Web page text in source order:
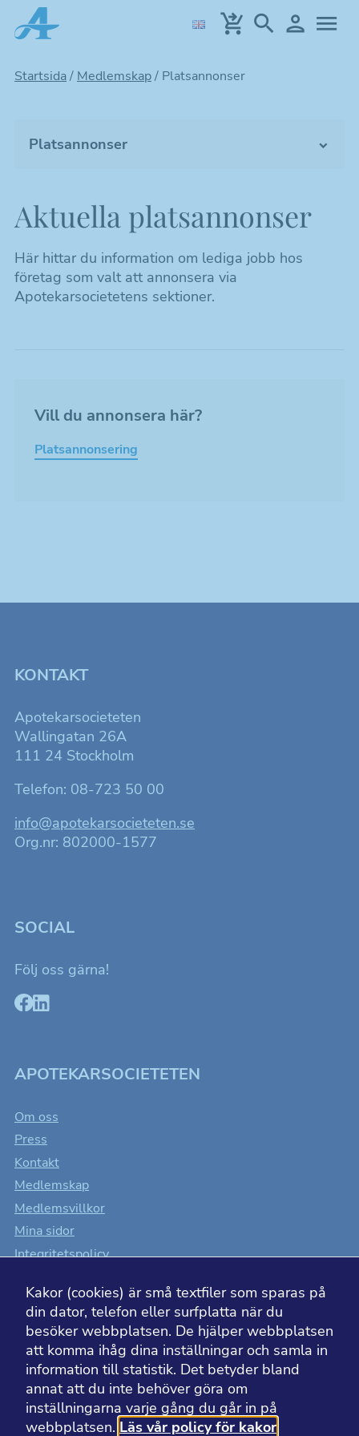
Hoppa
till
Startsida/ Medlemskap/ Platsannonser
Platsannonser
Platsannonser
Sektioner
Kretsar
Aktuella platsannonser
Här hittar du information om lediga jobb hos
företag som valt att annonsera via
Apotekarsocietetens sektioner.
Vill du annonsera här?
Platsannonsering
KONTAKT
Apotekarsocieteten
Wallingatan 26A
111 24 Stockholm
Telefon: 08-723 50 00
info@apotekarsocieteten.se
Org.nr: 802000-1577
SOCIAL
Följ oss gärna!
APOTEKARSOCIETETEN
Om oss
Press
Kontakt
Medlemskap
Medlemsvillkor
Mina sidor
Integritetspolicy
Tillgänglighet
BESÖK ÄVEN
Läkemedelsakademin
Kakor (cookies) är små textfiler som sparas på
din dator, telefon eller surfplatta när du
besöker webbplatsen. De hjälper webbplatsen
att komma ihåg dina inställningar och samla in
information till statistik. Det betyder bland
annat att du inte behöver göra om
inställningarna varje gång du går in på
webbplatsen. Läs vår policy för kakor